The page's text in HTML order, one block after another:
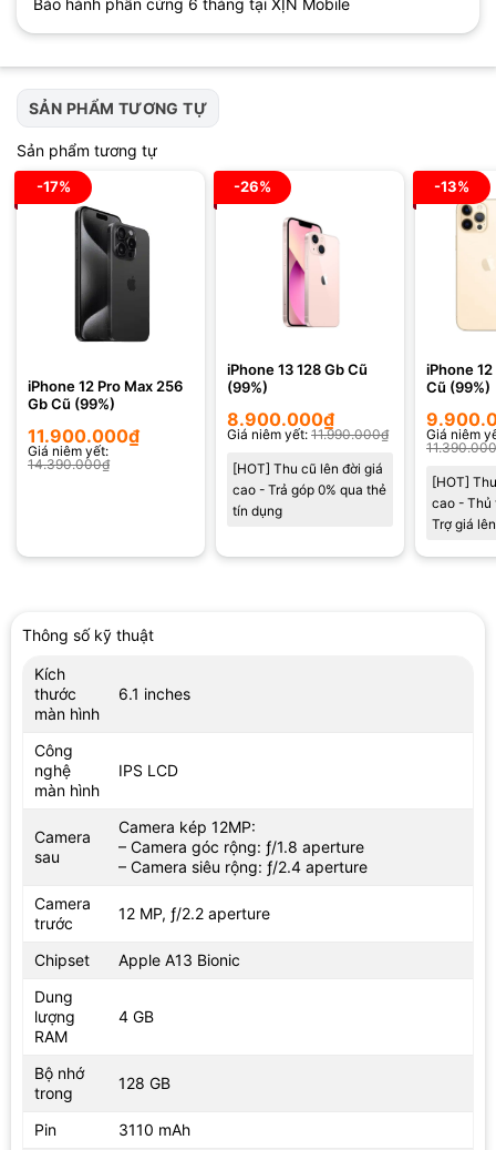
Bảo hành phần cứng 6 tháng tại XỊN Mobile
SẢN PHẨM TƯƠNG TỰ
Sản phẩm tương tự
-17%
iPhone 12 Pro Max 256
Gb Cũ (99%)
11.900.000₫
Giá niêm yết:
14.390.000₫
-26%
iPhone 13 128 Gb Cũ
(99%)
8.900.000₫
Giá niêm yết: 11.990.000₫
[HOT] Thu cũ lên đời giá
cao - Trả góp 0% qua thẻ
tín dụng
-13%
iPhone
Cũ (99%)
Giá niêm
11.390.000
[HOT]
cao - Thủ
Trợ giá
Thông số kỹ thuật
Kích
thước
màn hình
6.1 inches
Công
nghệ
màn hình
IPS LCD
Camera
sau
Camera kép 12MP:
– Camera góc rộng: ƒ/1.8 aperture
– Camera siêu rộng: ƒ/2.4 aperture
Camera
trước
12 MP, ƒ/2.2 aperture
Chipset
Apple A13 Bionic
Dung
lượng
RAM
4 GB
Bộ nhớ
trong
128 GB
Pin 3110 mAh